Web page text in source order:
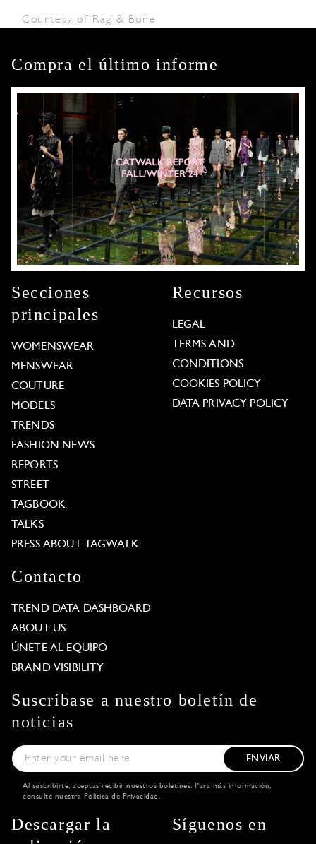
Courtesy of Rag & Bone
Compra el último informe
Secciones
principales
WOMENSWEAR
MENSWEAR
COUTURE
MODELS
TRENDS
FASHION NEWS
REPORTS
STREET
TAGBOOK
TALKS
PRESS ABOUT TAGWALK
Recursos
LEGAL
TERMS AND
CONDITIONS
COOKIES POLICY
DATA PRIVACY POLICY
Contacto
TREND DATA DASHBOARD
ABOUT US
ÚNETE AL EQUIPO
BRAND VISIBILITY
Suscríbase a nuestro boletín de
noticias
ENVIAR
Al suscribirte, aceptas recibir nuestros boletines. Para más información,
consulte nuestra Política de Privacidad .
Descargar la
Síguenos en